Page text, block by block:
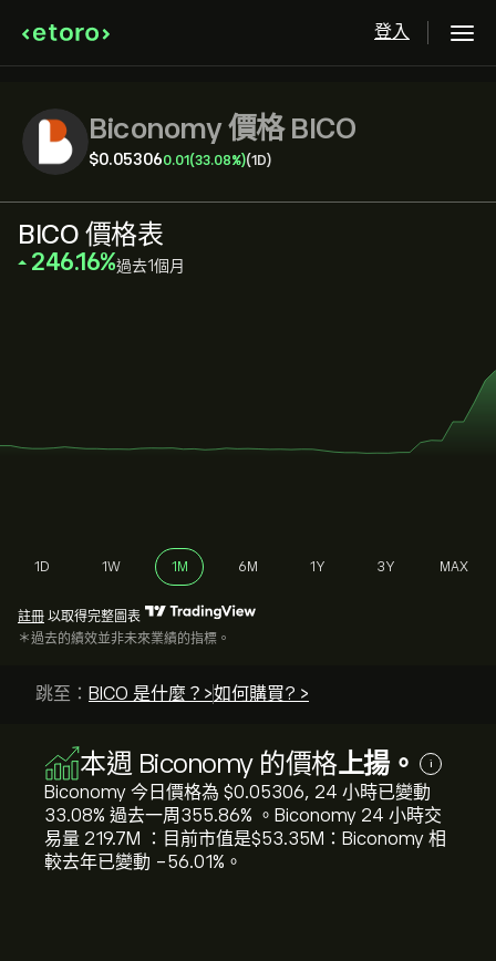
登入
Biconomy 價格 BICO
‎$‎0.053060.01 (33.08%)(1D)
BICO 價格表
‎246.16‎ 過去1個月
1D 1W 1M 6M 1Y 3Y MAX
註冊 以取得完整圖表
＊過去的績效並非未來業績的指標。
跳至： BICO 是什麼？>如何購買? >
本週 Biconomy 的價格上揚。 i
Biconomy 今日價格為 ‎$‎0.05306, 24 小時已變動‎
33.08‎% 過去一周‎355.86‎% 。Biconomy 24 小時交
易量 219.7M ：目前市值是‎$‎53.35M：Biconomy 相
較去年已變動 ‎-56.01‎%。